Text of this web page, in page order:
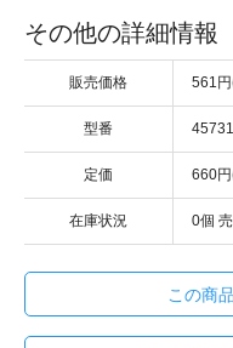
その他の詳細情報
販売価格 561
型番
定価 660
在庫状況 0個
この商